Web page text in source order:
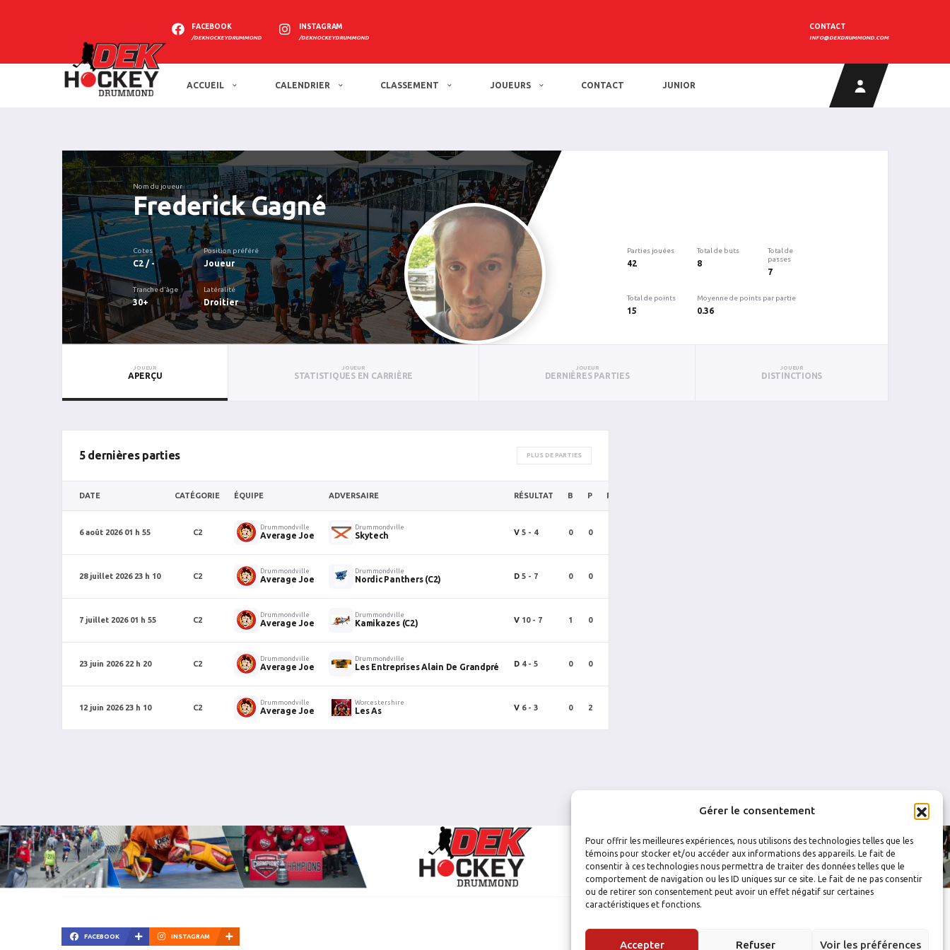
Gérer le consentement
Pour offrir les meilleures expériences, nous utilisons des technologies telles que les
témoins pour stocker et/ou accéder aux informations des appareils. Le fait de
consentir à ces technologies nous permettra de traiter des données telles que le
comportement de navigation ou les ID uniques sur ce site. Le fait de ne pas consentir
ou de retirer son consentement peut avoir un effet négatif sur certaines
caractéristiques et fonctions.
Accepter Refuser Voir les préférences
FACEBOOK
/DEKHOCKEYDRUMMOND
INSTAGRAM
/DEKHOCKEYDRUMMOND
CONTACT
INFO@DEKDRUMMOND.COM
ACCUEIL CALENDRIER CLASSEMENT JOUEURS CONTACT JUNIOR
Nom du joueur
Frederick Gagné
Cotes
C2 / -
Position préféré
Joueur
Tranche d'âge
30+
Latéralité
Droitier
Parties jouées
42
Total de buts
8
Total de
passes
7
Total de points
15
Moyenne de points par partie
0.36
JOUEUR
APERÇU
JOUEUR
STATISTIQUES EN CARRIÈRE
JOUEUR
DERNIÈRES PARTIES
JOUEUR
DISTINCTIONS
5 dernières parties PLUS DE PARTIES
DATE CATÉGORIE ÉQUIPE ADVERSAIRE RÉSULTAT B P PTS
6 août 2026 01 h 55 C2
Drummondville
Average Joe
Drummondville
Skytech V 5 - 4 0 0
28 juillet 2026 23 h 10 C2
Drummondville
Average Joe
Drummondville
Nordic Panthers (C2) D 5 - 7 0 0
7 juillet 2026 01 h 55 C2
Drummondville
Average Joe
Drummondville
Kamikazes (C2) V 10 - 7 1 0
23 juin 2026 22 h 20 C2
Drummondville
Average Joe
Drummondville
Les Entreprises Alain De Grandpré D 4 - 5 0 0
12 juin 2026 23 h 10 C2
Drummondville
Average Joe
Worcestershire
Les As V 6 - 3 0 2
FACEBOOK INSTAGRAM